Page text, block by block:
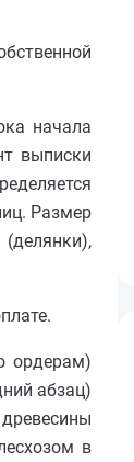
начала
выписки
Размер
ордерам)
абзац)
в